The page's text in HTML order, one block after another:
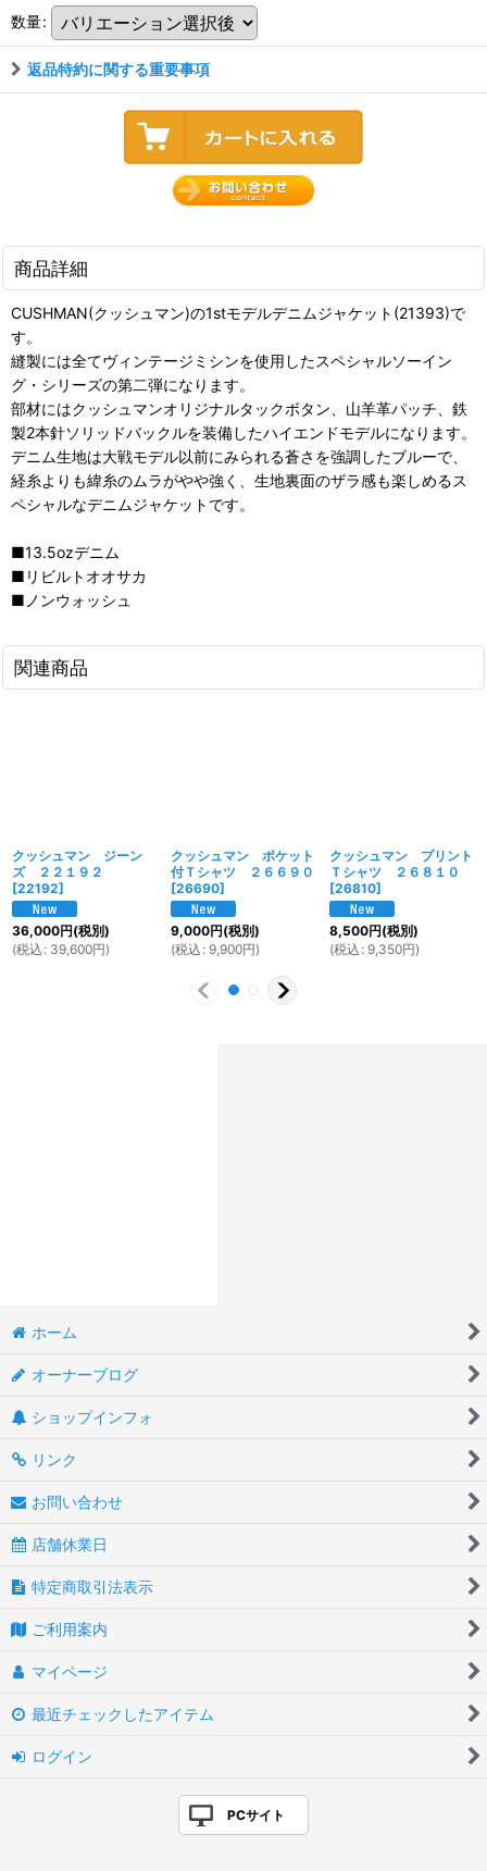
数量:
返品特約に関する重要事項
商品詳細
CUSHMAN(クッシュマン)の1stモデルデニムジャケット(21393)で
す。
縫製には全てヴィンテージミシンを使用したスペシャルソーイン
グ・シリーズの第二弾になります。
部材にはクッシュマンオリジナルタックボタン、山羊革パッチ、鉄
製2本針ソリッドバックルを装備したハイエンドモデルになります。
デニム生地は大戦モデル以前にみられる蒼さを強調したブルーで、
経糸よりも緯糸のムラがやや強く、生地裏面のザラ感も楽しめるス
ペシャルなデニムジャケットです。
■13.5ozデニム
■リビルトオオサカ
■ノンウォッシュ
関連商品
クッシュマン ジーン
ズ ２２１９２
[22192]
36,000円(税別)
(税込 : 39,600円)
クッシュマン ポケット
付Ｔシャツ ２６６９０
[26690]
9,000円(税別)
(税込 : 9,900円)
クッシュマン プリント
Ｔシャツ ２６８１０
[26810]
8,500円(税別)
(税込 : 9,350円)
ホーム
オーナーブログ
ショップインフォ
リンク
お問い合わせ
店舗休業日
特定商取引法表示
ご利用案内
マイページ
最近チェックしたアイテム
ログイン
PCサイト